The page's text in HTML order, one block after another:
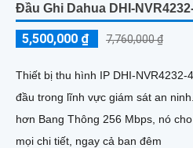
Đầu Ghi Dahua DHI-
5,500,000 ₫ 7,760,000 ₫
Thiết bị thu hình IP DHI-NVR4232-
đầu trong lĩnh vực giám sát an ninh. Với khả năng hình sáng
hơn Bang Thông 256 Mbps, nó
mọi chi tiết, ngay cả ban đêm